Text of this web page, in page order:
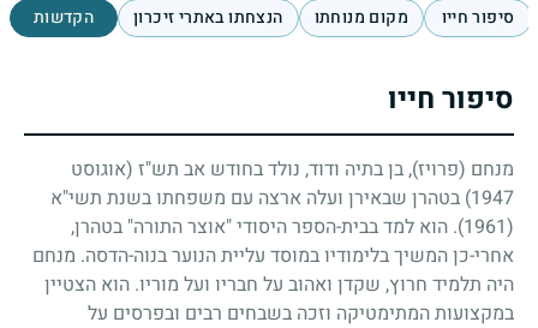
סיפור חייו מקום מנוחתו הנצחתו באתרי זיכרון הקדשות
סיפור חייו
מנחם (פרויז), בן בתיה ודוד, נולד בחודש אב תש"ז (אוגוסט
1947) בטהרן שבאירן ועלה ארצה עם משפחתו בשנת תשי"א
(1961)
. הוא למד בבית-הספר היסודי "אוצר התורה" בטהרן,
אחרי-כן המשיך בלימודיו במוסד עליית הנוער בנוה-הדסה. מנחם
היה תלמיד חרוץ, שקדן ואהוב על חבריו ועל מוריו. הוא הצטיין
במקצועות המתימטיקה וזכה בשבחים רבים ובפרסים על